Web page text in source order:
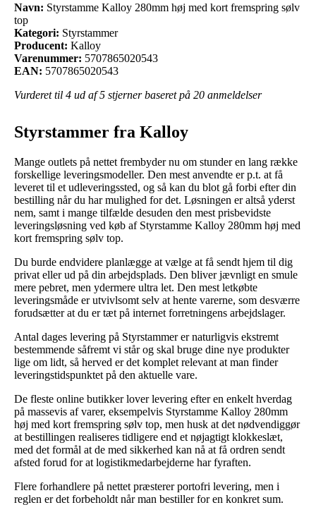
Navn: Styrstamme Kalloy 280mm høj med kort fremspring sølv
top
Kategori: Styrstammer
Producent: Kalloy
Varenummer: 5707865020543
EAN: 5707865020543
Vurderet til 4 ud af 5 stjerner baseret på 20 anmeldelser
Styrstammer fra Kalloy
Mange outlets på nettet frembyder nu om stunder en lang række
forskellige leveringsmodeller. Den mest anvendte er p.t. at få
leveret til et udleveringssted, og så kan du blot gå forbi efter din
bestilling når du har mulighed for det. Løsningen er altså yderst
nem, samt i mange tilfælde desuden den mest prisbevidste
leveringsløsning ved køb af Styrstamme Kalloy 280mm høj med
kort fremspring sølv top.
Du burde endvidere planlægge at vælge at få sendt hjem til dig
privat eller ud på din arbejdsplads. Den bliver jævnligt en smule
mere pebret, men ydermere ultra let. Den mest letkøbte
leveringsmåde er utvivlsomt selv at hente varerne, som desværre
forudsætter at du er tæt på internet forretningens arbejdslager.
Antal dages levering på Styrstammer er naturligvis ekstremt
bestemmende såfremt vi står og skal bruge dine nye produkter
lige om lidt, så herved er det komplet relevant at man finder
leveringstidspunktet på den aktuelle vare.
De fleste online butikker lover levering efter en enkelt hverdag
på massevis af varer, eksempelvis Styrstamme Kalloy 280mm
høj med kort fremspring sølv top, men husk at det nødvendiggør
at bestillingen realiseres tidligere end et nøjagtigt klokkeslæt,
med det formål at de med sikkerhed kan nå at få ordren sendt
afsted forud for at logistikmedarbejderne har fyraften.
Flere forhandlere på nettet præsterer portofri levering, men i
reglen er det forbeholdt når man bestiller for en konkret sum.